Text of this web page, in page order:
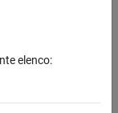
elenco: